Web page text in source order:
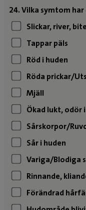
24. Vilka symtom
Slickar, river,
Tappar päls
Röd i huden
Röda prickar/
Mjäll
Ökad lukt, odör
Sårskorpor/
Sår i huden
Variga/Blodiga
Rinnande,
Förändrad